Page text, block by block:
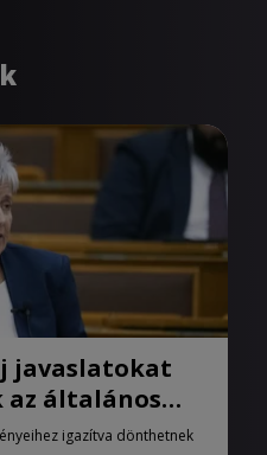
javaslatokat
általános
igazítva dönthetnek